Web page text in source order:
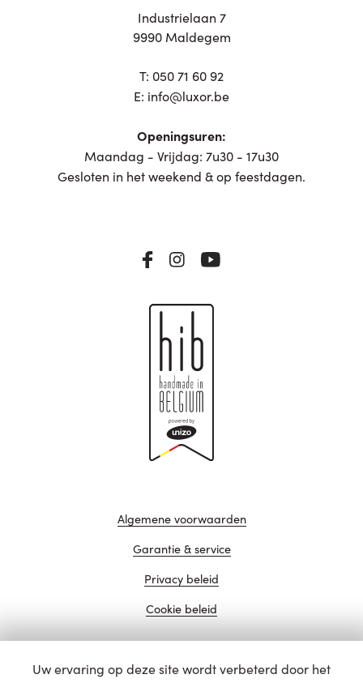
Industrielaan 7
9990 Maldegem
T: 050 71 60 92
E: info@luxor.be
Openingsuren:
Maandag - Vrijdag: 7u30 - 17u30
Gesloten in het weekend & op feestdagen.
Algemene voorwaarden
Garantie & service
Privacy beleid
Cookie beleid
website door
Uw ervaring op deze site wordt verbeterd door het